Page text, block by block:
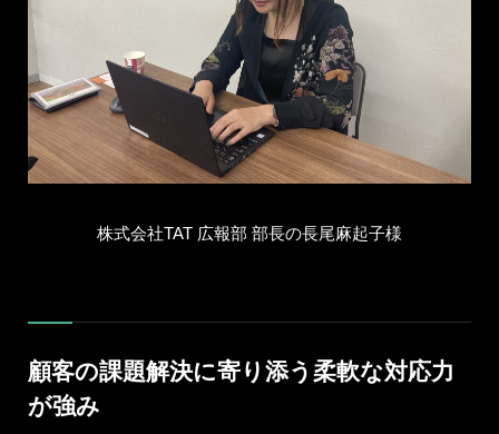
株式会社TAT 広報部 部長の長尾麻起子様
顧客の課題解決に寄り添う柔軟な対応力
が強み